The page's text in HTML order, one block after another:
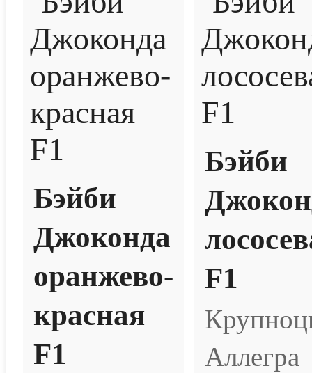
Бэйби
Джоконда
оранжево-
красная
F1
Бэйби
F1
Аллегра